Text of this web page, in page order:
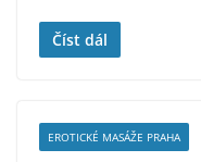
Číst dál
EROTICKÉ MASÁŽE PRAHA